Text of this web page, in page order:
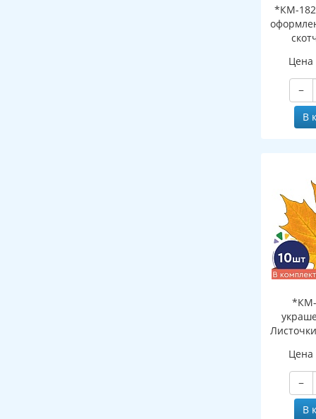
*КМ-
Цена
−
В
*КМ-
желтый
Цена
−
В